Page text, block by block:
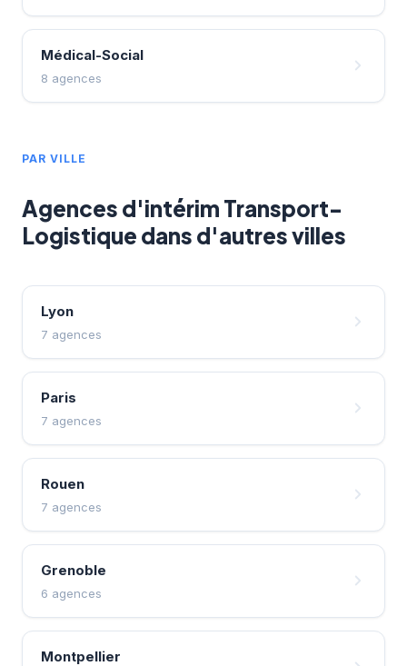
Médical-Social
8 agences
PAR VILLE
Agences d'intérim Transport-
Logistique dans d'autres villes
Lyon
7 agences
Paris
7 agences
Rouen
7 agences
Grenoble
6 agences
Montpellier